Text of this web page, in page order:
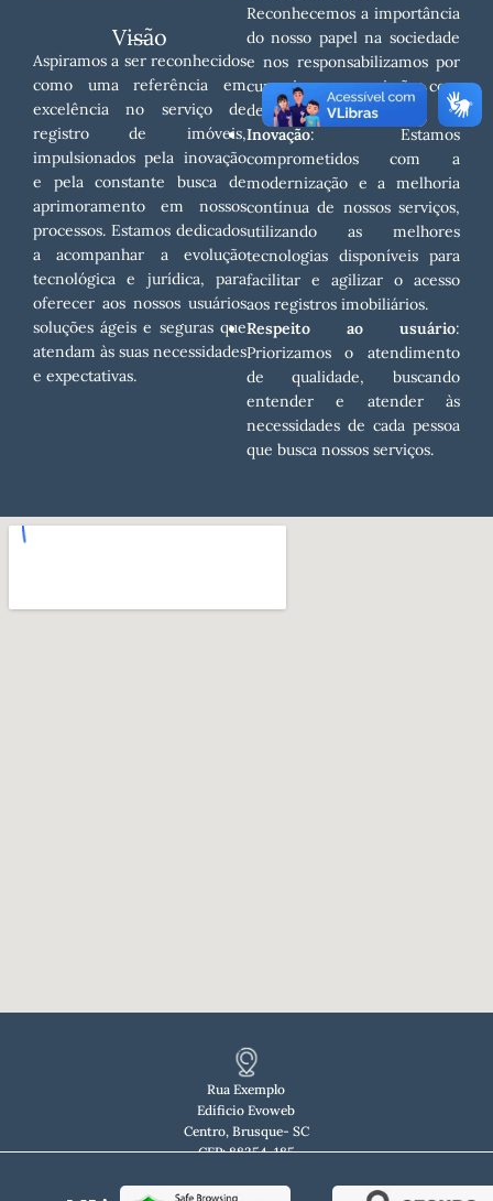
Visão
Aspiramos a ser reconhecidos
como uma referência em
excelência no serviço de
registro de imóveis,
impulsionados pela inovação
e pela constante busca de
aprimoramento em nossos
processos. Estamos dedicados
a acompanhar a evolução
tecnológica e jurídica, para
oferecer aos nossos usuários
soluções ágeis e seguras que
atendam às suas necessidades
e expectativas.
Reconhecemos a importância
do nosso papel na sociedade
e nos responsabilizamos por
cumprir nossa missão com
dedicação e zelo.
Inovação: Estamos
comprometidos com a
modernização e a melhoria
contínua de nossos serviços,
utilizando as melhores
tecnologias disponíveis para
facilitar e agilizar o acesso
aos registros imobiliários.
Respeito ao usuário:
Priorizamos o atendimento
de qualidade, buscando
entender e atender às
necessidades de cada pessoa
que busca nossos serviços.
Rua Exemplo
Edíficio Evoweb
Centro, Brusque- SC
CEP: 88354-185